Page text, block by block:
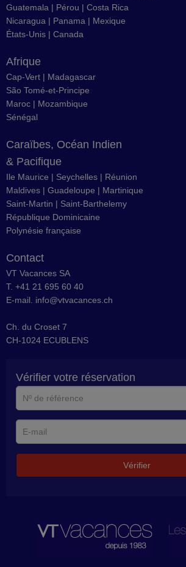
Guatemala | Pérou | Costa Rica
Nicaragua | Panama | Mexique
États-Unis | Canada
Afrique
Cap-Vert | Madagascar
São Tomé-et-Principe
Maroc | Mozambique
Sénégal
Caraïbes, Océan Indien
& Pacifique
Ile Maurice | Seychelles | Réunion
Maldives | Guadeloupe | Martinique
Saint-Martin | Saint-Barthelemy
République Dominicaine
Polynésie française
Contact
VT Vacances SA
T. +41 21 695 60 40
E-mail. info@vtvacances.ch
Ch. du Croset 7
CH-1024 ECUBLENS
Vérifier votre réservation
N°
de
E-
mail
Vérifier